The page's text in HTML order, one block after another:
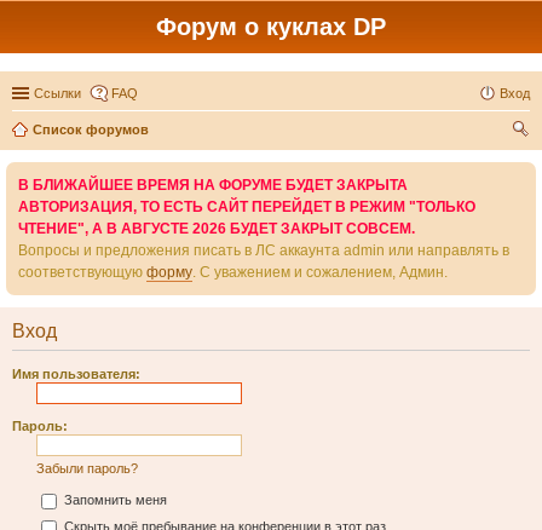
Форум о куклах DP
Ссылки FAQ Вход
Список форумов
В БЛИЖАЙШЕЕ ВРЕМЯ НА ФОРУМЕ БУДЕТ ЗАКРЫТА
АВТОРИЗАЦИЯ, ТО ЕСТЬ САЙТ ПЕРЕЙДЕТ В РЕЖИМ "ТОЛЬКО
ЧТЕНИЕ", А В АВГУСТЕ 2026 БУДЕТ ЗАКРЫТ СОВСЕМ.
Вопросы и предложения писать в ЛС аккаунта admin или направлять в
соответствующую форму. С уважением и сожалением, Админ.
Вход
Имя пользователя:
Пароль:
Забыли пароль?
Запомнить меня
Скрыть моё пребывание на конференции в этот раз